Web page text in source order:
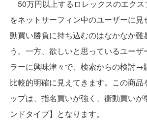
50万円以上するロレックスのエク
をネットサーフィン中のユーザーに
動買い勝負に持ち込むのはなかなか難
う。一方、欲しいと思っているユー
ラーに興味津々で、検索からの検討→
比較的明確に見えてきます。この商品
ップは、指名買いが強く、衝動買いが
ンドタイプ】となります。